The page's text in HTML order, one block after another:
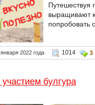
выращивают
попробовать
2022 года 1014 3
булгура